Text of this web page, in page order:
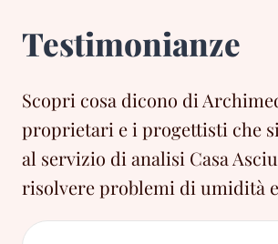
Testimonianze
Scopri cosa dicono di
proprietari e i progettisti che
al servizio di analisi Casa
risolvere problemi di umidità